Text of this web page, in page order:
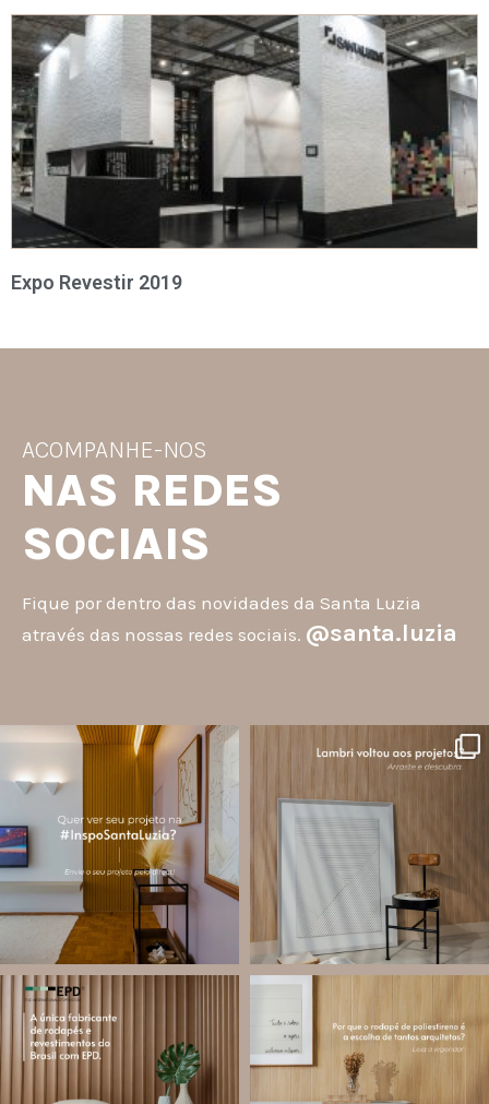
Expo Revestir 2019
ACOMPANHE-NOS
NAS REDES
SOCIAIS
Fique por dentro das novidades da Santa Luzia
através das nossas redes sociais. @santa.luzia
santa.luzia
A #InspoSantaLuzia é um espaço
criado para divulgar projetos que
utilizam produtos Santa Luzia e
valorizar o trabalho de arquitetos,
designers de...
Jul 28
13 0
O lambri é um revestimento versátil
painéis decorativos e diversas
composições para valorizar o
Jul 27
87 8
Você sabe o que é EPD?
A Declaração Ambiental de Produto
(Environmental Product Declaration) é
um documento internacional que
Os rodapés de poliestireno
conquistaram espaço na arquitetura
porque unem estética, praticidade e
desempenho em um único produto.
Diferente